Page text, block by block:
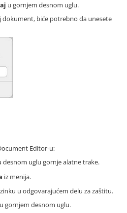
u gornjem desnom uglu.
biće potrebno da unesete
Editor-u:
desnom uglu gornje alatne trake.
iz menija.
u odgovarajućem delu za zaštitu.
u gornjem desnom uglu.